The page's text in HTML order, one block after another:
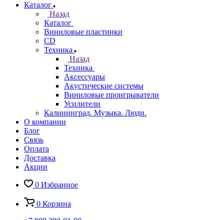
Каталог
Назад
Каталог
Виниловые пластинки
CD
Техника
Назад
Техника
Аксессуары
Акустические системы
Виниловые проигрыватели
Усилители
Калининград. Музыка. Люди.
О компании
Блог
Связь
Оплата
Доставка
Акции
0 Избранное
0 Корзина